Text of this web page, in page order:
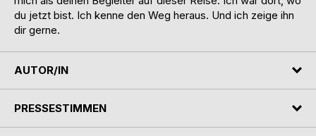
du jetzt bist. Ich kenne den Weg heraus. Und ich zeige ihn
dir gerne.
AUTOR/IN
PRESSESTIMMEN